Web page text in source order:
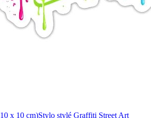
x 10 cm)Stylo stylé Graffiti Street Art